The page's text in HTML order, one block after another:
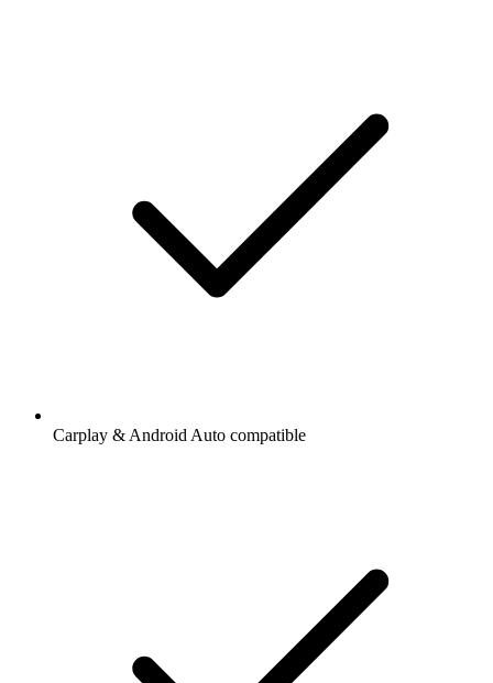
Carplay & Android Auto compatible